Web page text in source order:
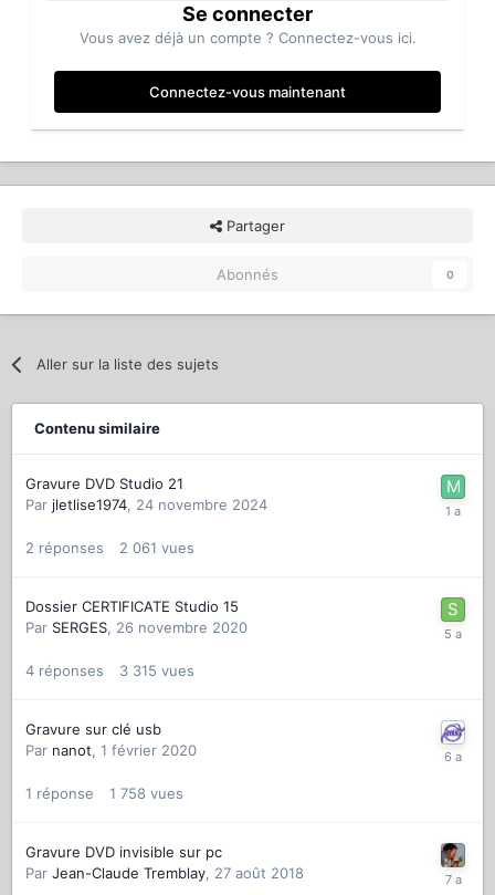
Se connecter
Vous avez déjà un compte ? Connectez-vous ici.
Connectez-vous maintenant
Partager
Abonnés 0
Aller sur la liste des sujets
Contenu similaire
Gravure DVD Studio 21
Par jletlise1974, 24 novembre 2024
2 réponses 2 061 vues
Dossier CERTIFICATE Studio 15
Par SERGES, 26 novembre 2020
4 réponses 3 315 vues
Gravure sur clé usb
Par nanot, 1 février 2020
1 réponse 1 758 vues
Gravure DVD invisible sur pc
Par Jean-Claude Tremblay, 27 août 2018